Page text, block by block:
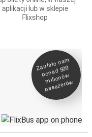
aplikacji lub w sklepie
Flixshop
Zaufało na
m
ponad 500
milionó
w
pasażeró
w